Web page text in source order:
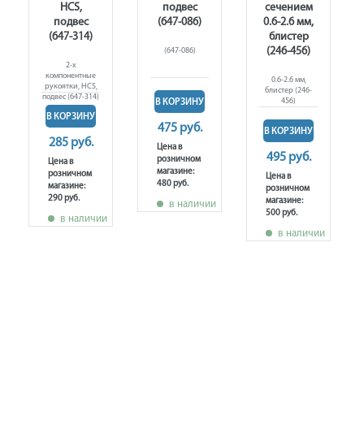
HCS,
подвес
(647-314)
2-х
компонентные
рукоятки, HCS,
подвес (647-314)
В КОРЗИНУ
285 руб.
Цена в
розничном
магазине:
290 руб.
в наличии
подвес
(647-086)
(647-086)
В КОРЗИНУ
475 руб.
Цена в
розничном
магазине:
480 руб.
в наличии
сечением
0.6-2.6 мм,
блистер
(246-456)
0.6-2.6 мм,
блистер (246-
456)
В КОРЗИНУ
495 руб.
Цена в
розничном
магазине:
500 руб.
в наличии